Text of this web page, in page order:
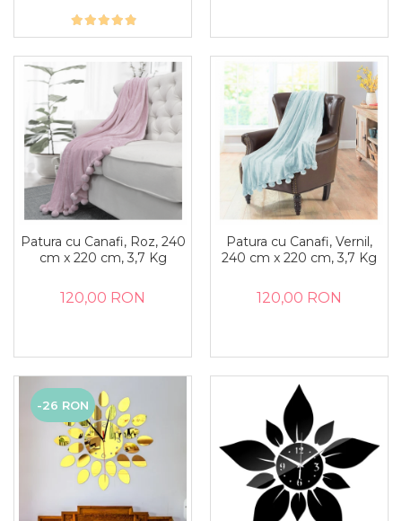
Patura cu Canafi, Roz, 240
cm x 220 cm, 3,7 Kg
120,00 RON
Patura cu Canafi, Vernil,
240 cm x 220 cm, 3,7 Kg
120,00 RON
-26 RON